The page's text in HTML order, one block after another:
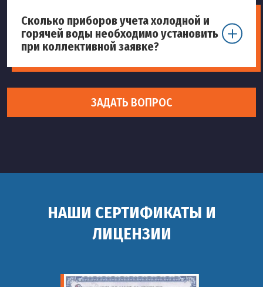
Сколько приборов учета холодной и
горячей воды необходимо установить
при коллективной заявке?
ЗАДАТЬ ВОПРОС
НАШИ СЕРТИФИКАТЫ И
ЛИЦЕНЗИИ